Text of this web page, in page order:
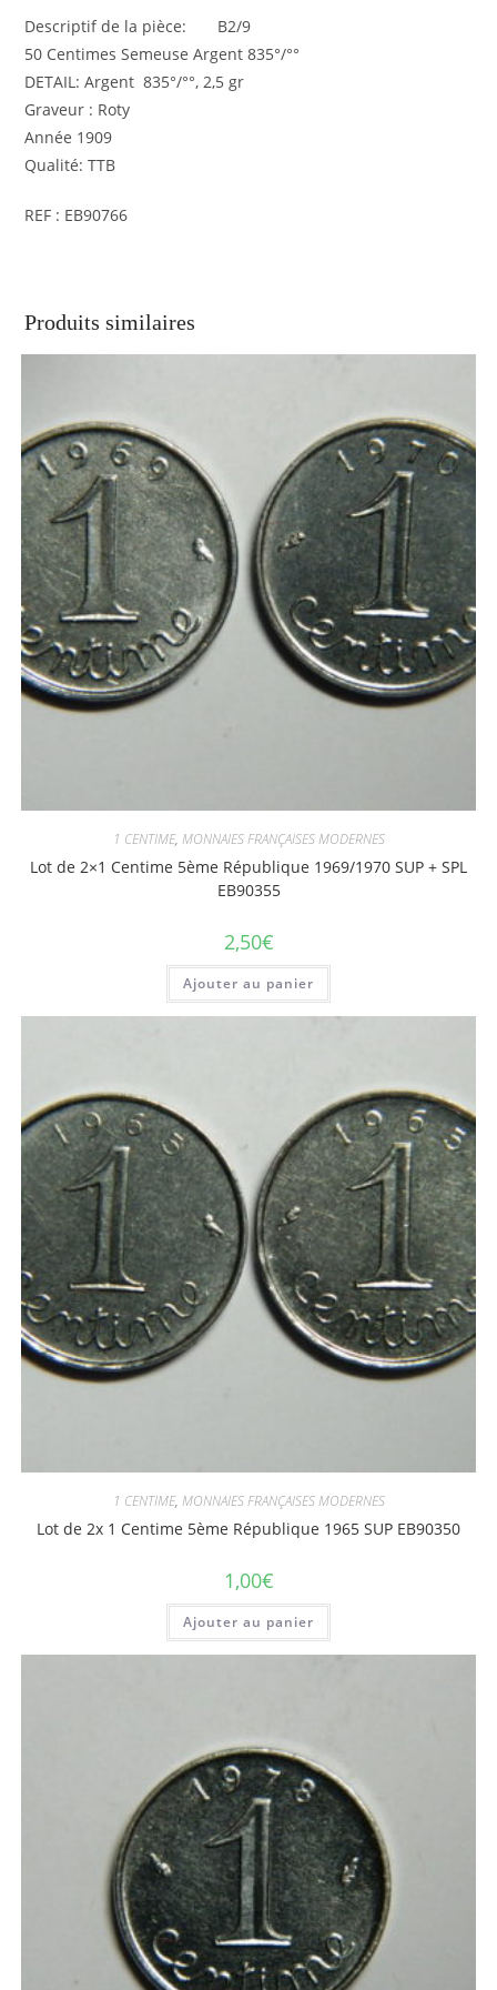
Descriptif de la pièce: B2/9
50 Centimes Semeuse Argent 835°/°°
DETAIL: Argent 835°/°°, 2,5 gr
Graveur : Roty
Année 1909
Qualité: TTB
REF : EB90766
Produits similaires
1 CENTIME, MONNAIES FRANÇAISES MODERNES
Lot de 2×1 Centime 5ème République 1969/1970 SUP + SPL
EB90355
2,50€
Ajouter au panier
1 CENTIME, MONNAIES FRANÇAISES MODERNES
Lot de 2x 1 Centime 5ème République 1965 SUP EB90350
1,00€
Ajouter au panier